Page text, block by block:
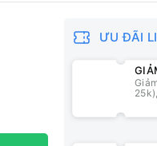
ƯU ĐÃI